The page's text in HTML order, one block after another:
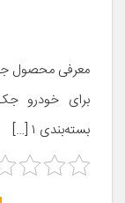
بسته‌بندی ۱ […]